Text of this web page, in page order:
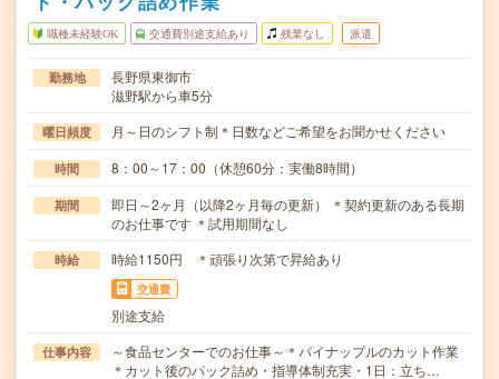
職種未経験OK 交通費別途支給あり 残業なし 派遣
勤務地
長野県東御市
滋野駅から車5分
曜日頻度 月～日のシフト制＊日数などご希望をお聞かせください
時間 8：00～17：00（休憩60分：実働8時間）
期間
即日～2ヶ月（以降2ヶ月毎の更新） ＊契約更新のある長期
のお仕事です ＊試用期間なし
時給 時給1150円 ＊頑張り次第で昇給あり
交通費
別途支給
仕事内容
～食品センターでのお仕事～＊パイナップルのカット作業
＊カット後のパック詰め・指導体制充実・1日：立ち…